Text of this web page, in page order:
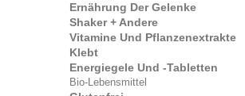
Ernährung Der Gelenke
Shaker + Andere
Vitamine Und Pflanzenextrakte
Klebt
Energiegele Und -tabletten
Bio-Lebensmittel